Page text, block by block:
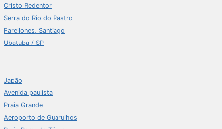
Cristo Redentor
Serra do Rio do Rastro
Farellones, Santiago
Ubatuba / SP
Japão
Avenida paulista
Praia Grande
Aeroporto de Guarulhos